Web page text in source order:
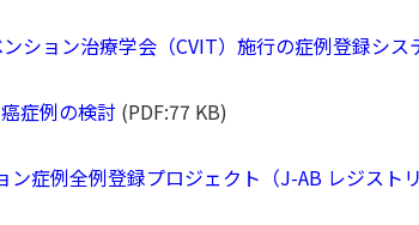
ション治療学会（CVIT）施行の症例登録シス
症例の検討 (PDF:77 KB)
症例全例登録プロジェクト（J-AB レジストリ